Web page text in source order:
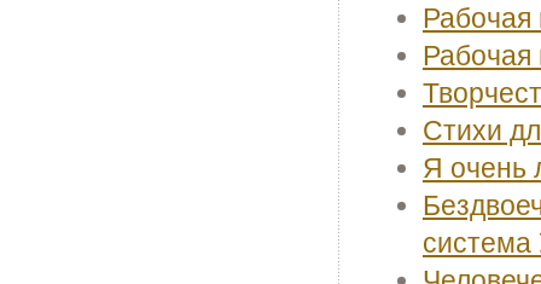
Рабочая
Рабочая
Стихи
Я очень
система